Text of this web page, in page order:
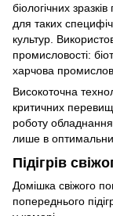
біологічних
для таких
культур.
промисловості:
харчова
Високоточна
критичних
роботу
лише в
Підігрів
Домішка свіжого
попереднього